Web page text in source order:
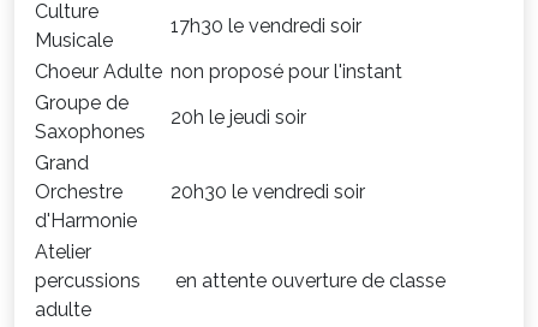
Culture
Musicale
17h30 le vendredi soir
Choeur Adulte non proposé pour l'instant
Groupe de
Saxophones
20h le jeudi soir
Grand
Orchestre
d'Harmonie
20h30 le vendredi soir
Atelier
percussions
adulte
en attente ouverture de classe